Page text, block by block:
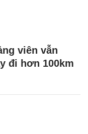
viên vẫn
đi hơn 100km